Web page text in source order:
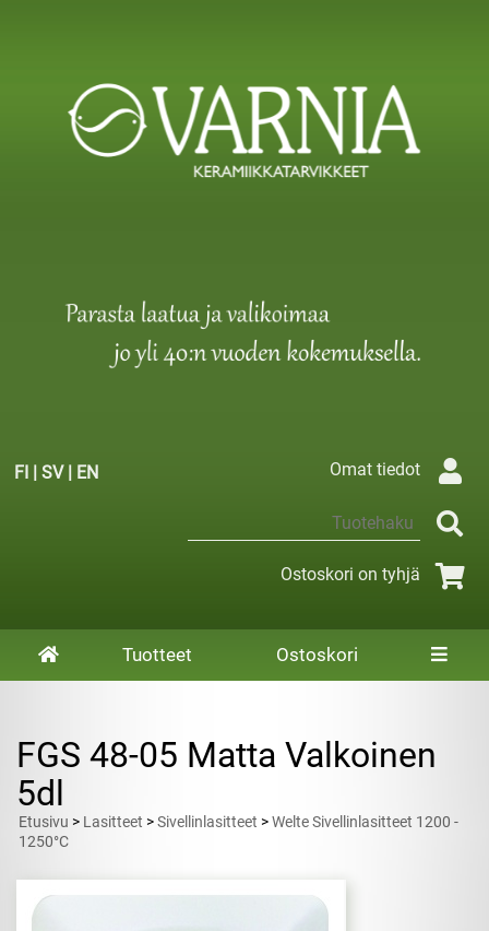
FI | SV| EN Omat tiedot
Ostoskori on tyhjä
Tuotteet Ostoskori
FGS 48-05 Matta Valkoinen
5dl
Etusivu > Lasitteet >Sivellinlasitteet >Welte Sivellinlasitteet 1200 -
1250°C